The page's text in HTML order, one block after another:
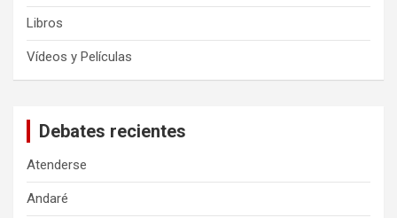
Libros
Vídeos y Películas
Debates recientes
Atenderse
Andaré